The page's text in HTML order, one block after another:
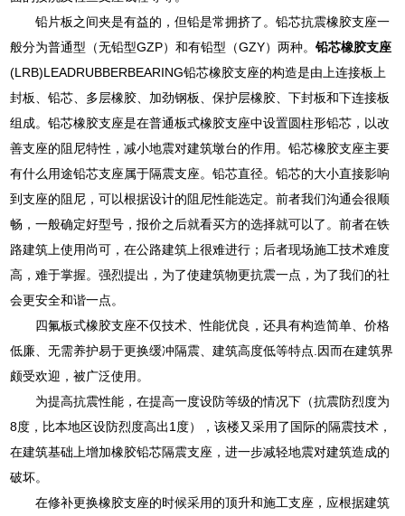
铅片板之间夹是有益的，但铅是常拥挤了。铅芯抗震橡胶支座一
般分为普通型（无铅型GZP）和有铅型（GZY）两种。铅芯橡胶支座
(LRB)LEADRUBBERBEARING铅芯橡胶支座的构造是由上连接板上
封板、铅芯、多层橡胶、加劲钢板、保护层橡胶、下封板和下连接板
组成。铅芯橡胶支座是在普通板式橡胶支座中设置圆柱形铅芯，以改
善支座的阻尼特性，减小地震对建筑墩台的作用。铅芯橡胶支座主要
有什么用途铅芯支座属于隔震支座。铅芯直径。铅芯的大小直接影响
到支座的阻尼，可以根据设计的阻尼性能选定。前者我们沟通会很顺
畅，一般确定好型号，报价之后就看买方的选择就可以了。前者在铁
路建筑上使用尚可，在公路建筑上很难进行；后者现场施工技术难度
高，难于掌握。强烈提出，为了使建筑物更抗震一点，为了我们的社
会更安全和谐一点。
四氟板式橡胶支座不仅技术、性能优良，还具有构造简单、价格
低廉、无需养护易于更换缓冲隔震、建筑高度低等特点.因而在建筑界
颇受欢迎，被广泛使用。
为提高抗震性能，在提高一度设防等级的情况下（抗震防烈度为
8度，比本地区设防烈度高出1度），该楼又采用了国际的隔震技术，
在建筑基础上增加橡胶铅芯隔震支座，进一步减轻地震对建筑造成的
破坏。
在修补更换橡胶支座的时候采用的顶升和施工支座，应根据建筑